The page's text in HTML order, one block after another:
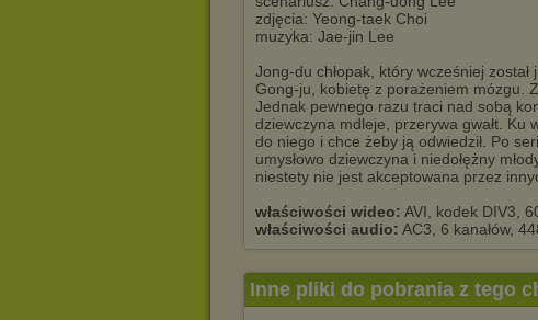
zdjęcia: Yeong-taek Choi
muzyka: Jae-jin Lee
Jong-du chłopak, który wcześniej
Gong-ju, kobietę z porażeniem mózgu.
Jednak pewnego razu traci nad sobą
dziewczyna mdleje, przerywa gwałt. Ku
do niego i chce żeby ją odwiedził. Po
umysłowo dziewczyna i niedołężny
niestety nie jest akceptowana przez
właściwości wideo: AVI, kodek DIV3,
właściwości audio: AC3, 6 kanałów,
Inne pliki do pobrania z tego